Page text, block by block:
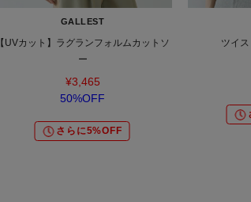
GALLEST
【UVカット】ラグランフォルムカットソ
ー
¥3,465
50%OFF
さらに5%OFF
ツイ